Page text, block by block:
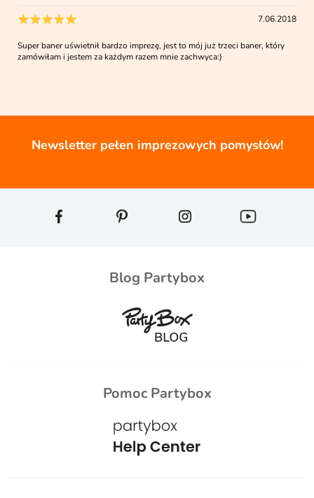
7.06.2018
Super baner uświetnił bardzo imprezę, jest to mój już trzeci baner, który
zamówiłam i jestem za każdym razem mnie zachwyca:)
Newsletter pełen imprezowych pomysłów!
Blog Partybox
Pomoc Partybox